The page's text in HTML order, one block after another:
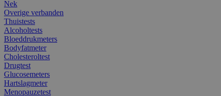
Nek
Overige verbanden
Thuistests
Alcoholtests
Bloeddrukmeters
Bodyfatmeter
Cholesteroltest
Drugtest
Glucosemeters
Hartslagmeter
Menopauzetest